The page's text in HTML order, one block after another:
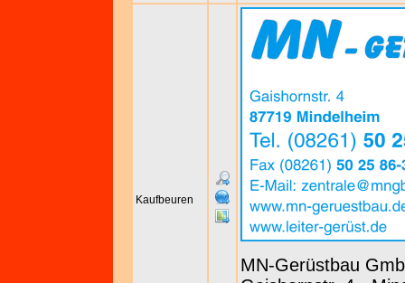
Kaufbeuren
MN-Gerüstbau